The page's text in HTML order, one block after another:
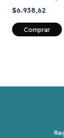
Mm X 30 Metros
$6.938,62
Comprar